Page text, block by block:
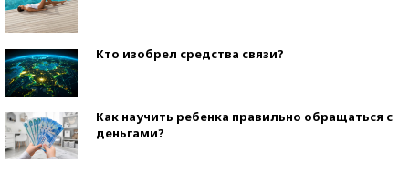
Кто изобрел средства связи?
Как научить ребенка правильно обращаться с
деньгами?